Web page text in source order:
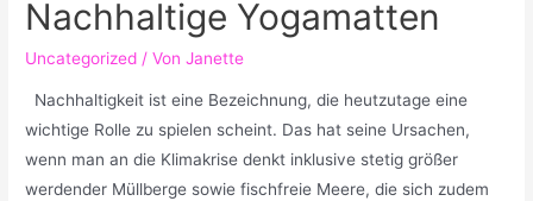
Nachhaltige Yogamatten
Uncategorized / VonJanette
Nachhaltigkeit ist eine Bezeichnung, die heutzutage eine
wichtige Rolle zu spielen scheint. Das hat seine Ursachen,
wenn man an die Klimakrise denkt inklusive stetig größer
werdender Müllberge sowie fischfreie Meere, die sich zudem